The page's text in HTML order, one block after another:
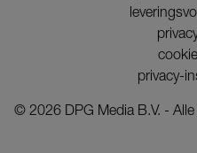
privacy-
© 2026 DPG Media B.V. -